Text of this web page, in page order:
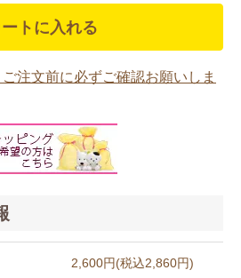
トに入れる
ご注文前に必ずご確認お願いしま
2,600円(税込2,860円)